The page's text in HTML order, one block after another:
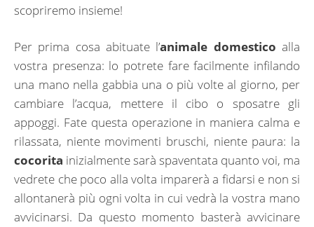
scopriremo insieme!
Per prima cosa abituate l’animale domesticoalla
vostra presenza: lo potrete fare facilmente infilando
una mano nella gabbia una o più volte al giorno, per
cambiare l’acqua, mettere il cibo o sposatre gli
appoggi. Fate questa operazione in maniera calma e
rilassata, niente movimenti bruschi, niente paura: la
cocorita inizialmente sarà spaventata quanto voi, ma
vedrete che poco alla volta imparerà a fidarsi e non si
allontanerà più ogni volta in cui vedrà la vostra mano
avvicinarsi. Da questo momento basterà avvicinare